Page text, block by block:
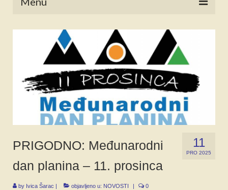
POČETNA
NOVOSTI
STALNE RUBRIKE
NAŠA BAŠTINA
IZ ARHIVE
FORUM
11
PRO 2025
PRIGODNO: Međunarodni
dan planina – 11. prosinca
by Ivica Šarac | objavljeno u: NOVOSTI | 0